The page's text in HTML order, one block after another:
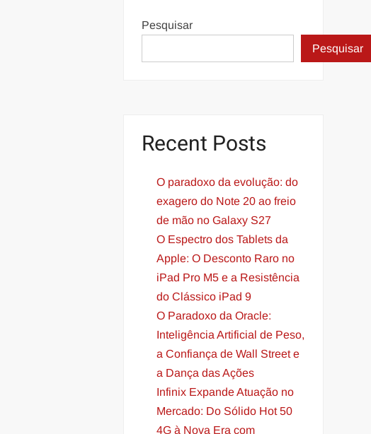
Pesquisar
Pesquisar
Recent Posts
O paradoxo da evolução: do
exagero do Note 20 ao freio
de mão no Galaxy S27
O Espectro dos Tablets da
Apple: O Desconto Raro no
iPad Pro M5 e a Resistência
do Clássico iPad 9
O Paradoxo da Oracle:
Inteligência Artificial de Peso,
a Confiança de Wall Street e
a Dança das Ações
Infinix Expande Atuação no
Mercado: Do Sólido Hot 50
4G à Nova Era com